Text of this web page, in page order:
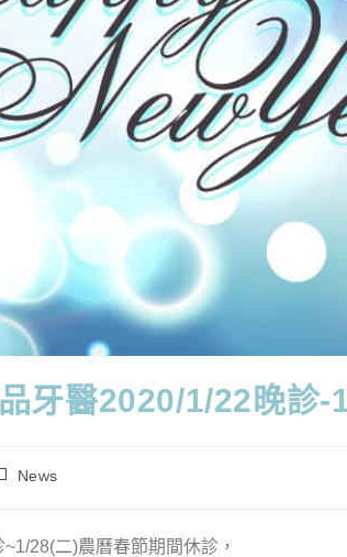
牙醫2020/1/22晚診-
News
28(二)農曆春節期間休診，